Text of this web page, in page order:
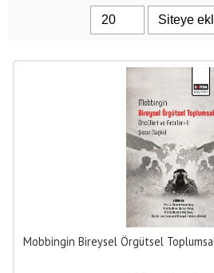
Mobbingin Bireysel Örgütsel